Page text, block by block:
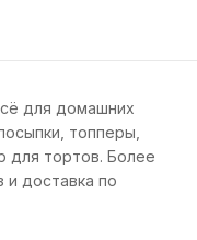
для домашних
топперы,
для тортов. Более
и доставка по